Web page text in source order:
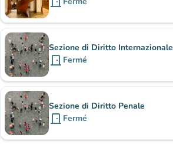
Sezione di Diritto Internazionale
door_front Fermé
Sezione di Diritto Penale
door_front Fermé